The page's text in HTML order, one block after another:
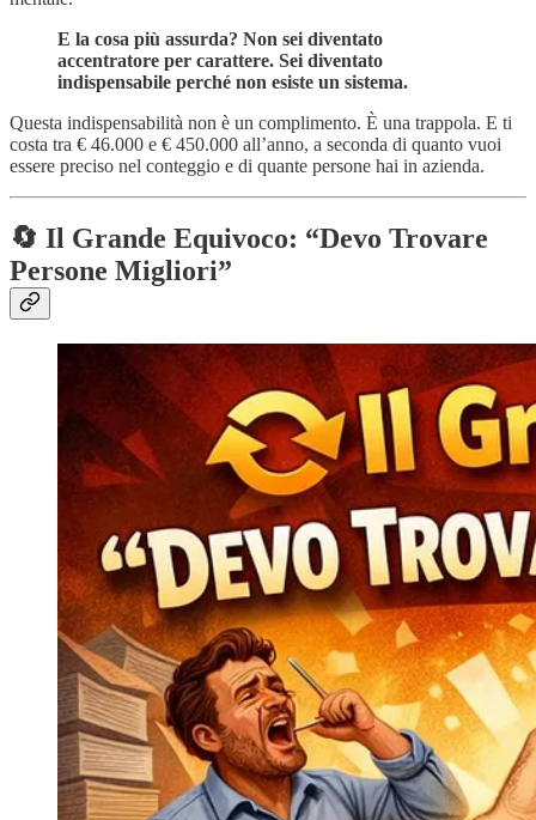
E la cosa più assurda? Non sei diventato
accentratore per carattere. Sei diventato
indispensabile perché non esiste un sistema.
Questa indispensabilità non è un complimento. È una trappola. E ti
costa tra € 46.000 e € 450.000 all’anno, a seconda di quanto vuoi
essere preciso nel conteggio e di quante persone hai in azienda.
🔄 Il Grande Equivoco: “Devo Trovare
Persone Migliori”